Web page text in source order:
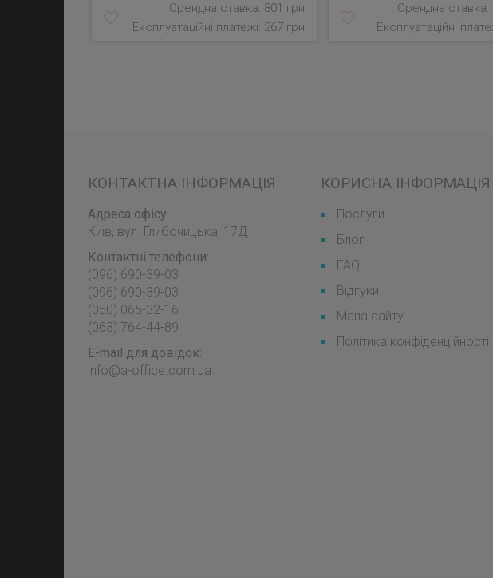
Орендна ставка: 801 грн
Експлуатаційні платежі: 267 грн
Орендна ставка:
Експлуатаційні
КОНТАКТНА ІНФОРМАЦІЯ
Адреса офісу:
Київ, вул. Глибочицька, 17Д
Контактні телефони:
(096) 690-39-03
‎(096) 690-39-03
‎(050) 065-32-16
‎(063) 764-44-89
E-mail для довідок:
info@a-office.com.ua
КОРИСНА ІНФОРМАЦІЯ
Послуги
Блог
FAQ
Відгуки
Мапа сайту
Політика конфіденційності